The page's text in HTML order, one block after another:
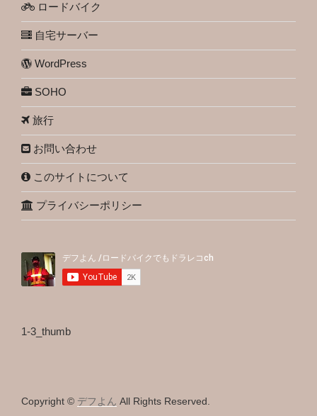
ロードバイク
自宅サーバー
WordPress
SOHO
旅行
お問い合わせ
このサイトについて
プライバシーポリシー
1-3_thumb
Copyright © デフよん All Rights Reserved.